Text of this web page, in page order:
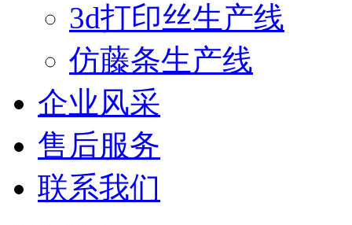
3d打印丝生产线
仿藤条生产线
企业风采
售后服务
联系我们